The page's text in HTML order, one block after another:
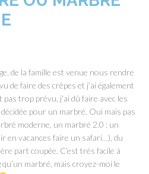
de la famille est venue nous rendre
de faire des crêpes et j’ai également
trop prévu, j’ai dû faire avec les
pour un marbré. Oui mais pas
moderne, un marbré 2.0 : un
en vacances faire un safari…), du
part coupée. C’est très facile à
marbré, mais croyez-moi le